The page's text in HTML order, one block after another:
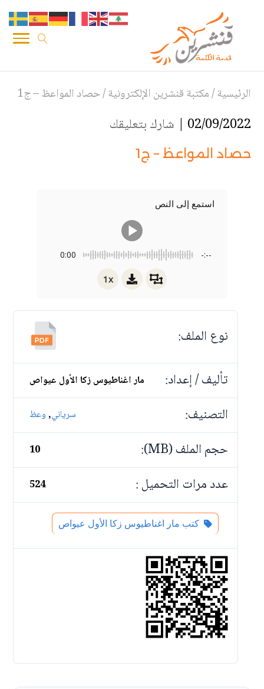
الرئيسية/مكتبة قنشرين الإلكترونية/حصاد المواعظ – ج1
02/09/2022 | شارك بتعليقك
حصاد المواعظ – ج1
استمع إلى النص
0:00 -:--
1x
نوع الملف:
تأليف / إعداد:
مار اغناطيوس زكا الأول عيواص
التصنيف: سرياني,وعظ
حجم الملف (MB): 10
عدد مرات التحميل : 524
كتب مار اغناطيوس زكا الأول عيواص